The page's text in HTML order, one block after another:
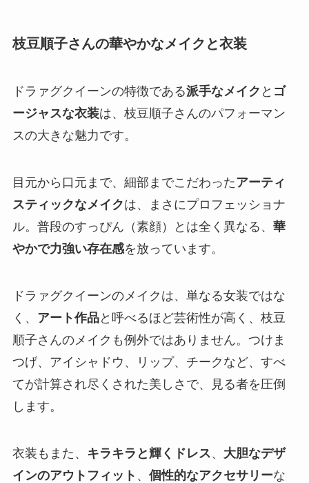
枝豆順子さんの華やかなメイクと衣装
ドラァグクイーンの特徴である派手なメイク と ゴ
ージャスな衣装は、枝豆順子さんのパフォーマン
スの大きな魅力です。
目元から口元まで、細部までこだわったアーティ
スティックなメイクは、まさにプロフェッショナ
ル。普段のすっぴん（素顔）とは全く異なる、 華
やかで力強い存在感を放っています。
ドラァグクイーンのメイクは、単なる女装ではな
く、 アート作品と呼べるほど芸術性が高く、枝豆
順子さんのメイクも例外ではありません。つけま
つげ、アイシャドウ、リップ、チークなど、すべ
てが計算され尽くされた美しさで、見る者を圧倒
します。
衣装もまた、 キラキラと輝くドレス、 大胆なデザ
インのアウトフィット 、 個性的なアクセサリーな